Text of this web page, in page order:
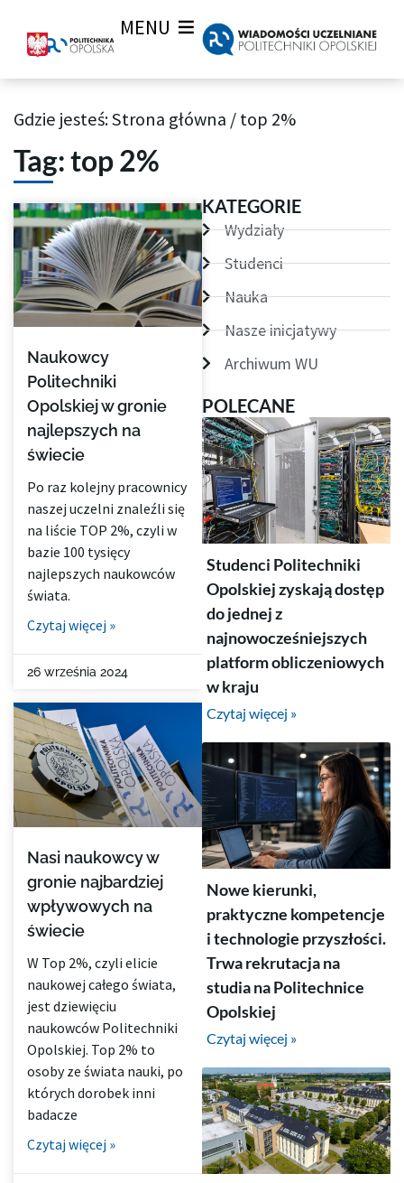
MENU
Archiwum Tagów aktualności Wiadomości uczelnianych
Gdzie jesteś:Strona główna /top 2%
Tag: top 2%
Naukowcy
Politechniki
Opolskiej w gronie
najlepszych na
świecie
Po raz kolejny pracownicy
naszej uczelni znaleźli się
na liście TOP 2%, czyli w
bazie 100 tysięcy
najlepszych naukowców
świata.
Czytaj więcej »
26 września 2024
Nasi naukowcy w
gronie najbardziej
wpływowych na
świecie
W Top 2%, czyli elicie
naukowej całego świata,
jest dziewięciu
naukowców Politechniki
Opolskiej. Top 2% to
osoby ze świata nauki, po
których dorobek inni
badacze
Czytaj więcej »
KATEGORIE
Wydziały
Studenci
Nauka
Nasze inicjatywy
Archiwum WU
POLECANE
Studenci Politechniki
Opolskiej zyskają dostęp
do jednej z
najnowocześniejszych
platform obliczeniowych
w kraju
Czytaj więcej »
Nowe kierunki,
praktyczne kompetencje
i technologie przyszłości.
Trwa rekrutacja na
studia na Politechnice
Opolskiej
Czytaj więcej »